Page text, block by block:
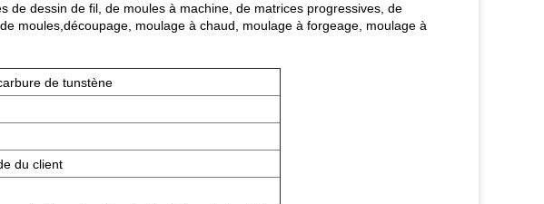
de dessin de fil, de moules à machine, de matrices progressives, de
moules,découpage, moulage à chaud, moulage à forgeage, moulage à
de tunstène
du client